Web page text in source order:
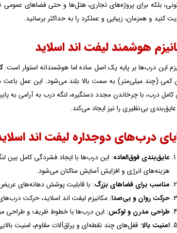
بلکه برای پروژه‌های تجاری، هتل‌ها و حتی فضاهای عمومی
کنید و همزمان، زیبایی و عملکرد را به حداکثر برسانید.
هوشمند لیفت اند اسلاید
این درب‌ها بر پایه یک اصل ساده اما هوشمندانه استوار است:
کمی (چند میلی‌متر) به سمت بالا بلند می‌شود. این عمل
درب، با چرخاندن مجدد دستگیره، لنگه درب به آرامی به
عایق‌بندی بی‌نظیری را نیز ایجاد می‌کند.
درب‌های دوجداره لیفت اند
عایق‌بندی فوق‌العاده: این درب‌ها با ایجاد فشردگی کامل بین
هزینه‌های انرژی و افزایش آسایش ساکنان می‌شود.
مناسب برای فضاهای بزرگ: با قابلیت پوشش دهانه‌های
حرکت روان و بی‌صدا: مکانیزم لیفت اند اسلاید، حرکت
طراحی مدرن و لوکس: این درب‌ها با خطوط ظریف و طراحی
امنیت بالا: قفل‌های چند نقطه‌ای و یراق‌آلات مقاوم، امنیت